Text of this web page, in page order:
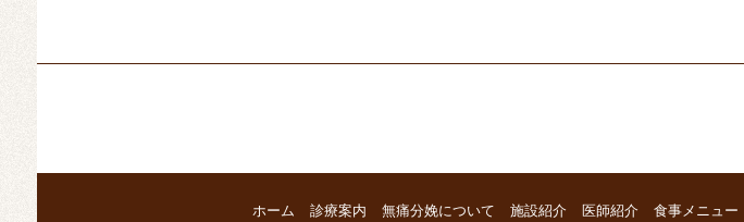
ホーム 診療案内 無痛分娩について 施設紹介 医師紹介 食事メニュー